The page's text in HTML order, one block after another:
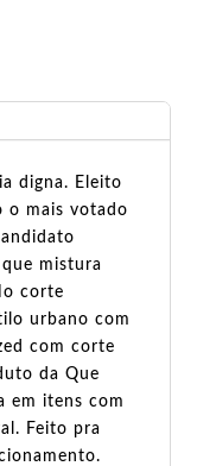
digna. Eleito
o mais votado
mistura
corte
urbano com
com corte
da Que
em itens com
Feito pra